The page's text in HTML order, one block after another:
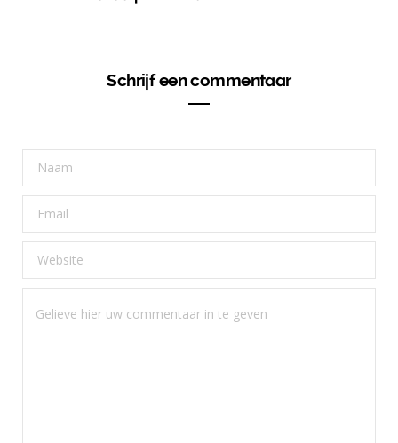
Schrijf een commentaar